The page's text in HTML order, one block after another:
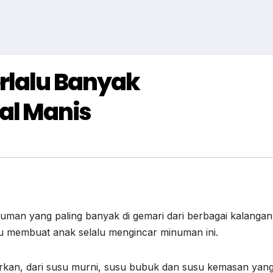
Banyak
Manis
yang paling banyak di gemari dari berbagai
anak selalu mengincar minuman ini.
dari susu murni, susu bubuk dan susu kemasan